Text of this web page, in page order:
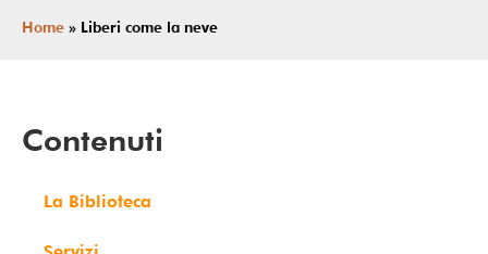
Home » Liberi come la neve
Contenuti
La Biblioteca